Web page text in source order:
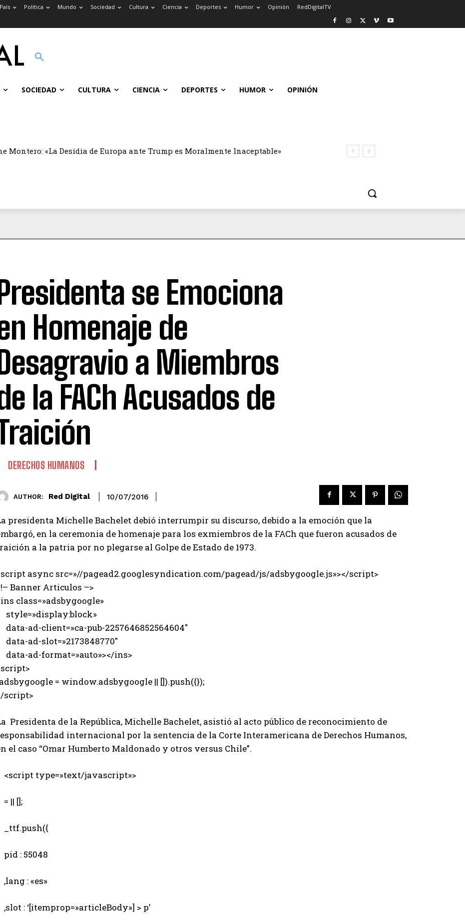
País Política Mundo Sociedad Cultura Ciencia Deportes Humor Opinión RedDigitalTV
SOCIEDAD CULTURA CIENCIA DEPORTES HUMOR OPINIÓN
Montero: «La Desidia de Europa ante Trump es Moralmente Inaceptable»
se Emociona
Homenaje de
a Miembros
la FACh Acusados de
DERECHOS HUMANOS
AUTHOR: Red Digital 10/07/2016
presidenta Michelle Bachelet debió interrumpir su discurso, debido a la emoción que la
en la ceremonia de homenaje para los exmiembros de la FACh que fueron acusados de
a la patria por no plegarse al Golpe de Estado de 1973.
async src=»//pagead2.googlesyndication.com/pagead/js/adsbygoogle.js»></script>
Banner Articulos –>
class=»adsbygoogle»
style=»display:block»
data-ad-client=»ca-pub-2257646852564604″
data-ad-slot=»2173848770″
data-ad-format=»auto»></ins>
= window.adsbygoogle || []).push({});
script>
Presidenta de la República, Michelle Bachelet, asistió al acto público de reconocimiento de
internacional por la sentencia de la Corte Interamericana de Derechos Humanos,
el caso “Omar Humberto Maldonado y otros versus Chile”.
<script type=»text/javascript»>
= || [];
_ttf.push({
pid : 55048
,lang : «es»
,slot : ‘[itemprop=»articleBody»] > p’